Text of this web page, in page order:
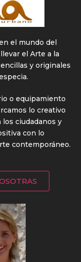
el mundo del
el Arte a la
y originales
o equipamiento
lo creativo
ciudadanos y
con lo
contemporáneo.